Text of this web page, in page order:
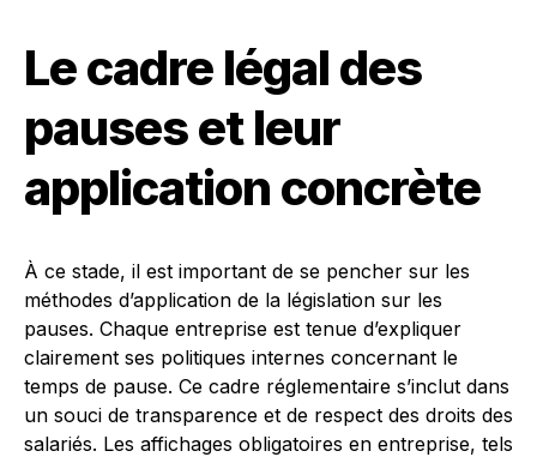
Le cadre légal des
pauses et leur
application concrète
À ce stade, il est important de se pencher sur les
méthodes d’application de la législation sur les
pauses. Chaque entreprise est tenue d’expliquer
clairement ses politiques internes concernant le
temps de pause. Ce cadre réglementaire s’inclut dans
un souci de transparence et de respect des droits des
salariés. Les affichages obligatoires en entreprise, tels